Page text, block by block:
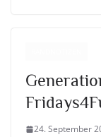
24. September